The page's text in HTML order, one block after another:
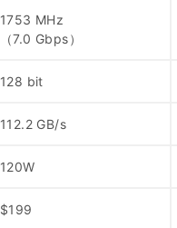
1753 MHz
（7.0 Gbps）
128 bit
112.2 GB/s
120W
$199